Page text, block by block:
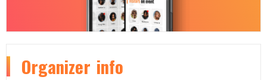
Organizer info